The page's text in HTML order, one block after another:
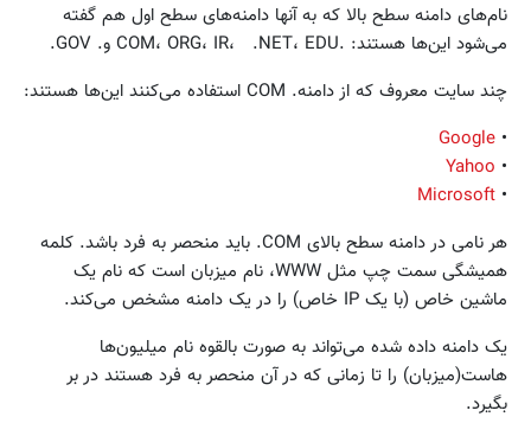
نام‌های دامنه سطح بالا که به آنها دامنه‌های سطح اول هم گفته
می‌شود این‌ها هستند: .COM، ORG، IR، .NET، EDU و. GOV.
چند سایت معروف که از دامنه. COM استفاده می‌کنند این‌ها هستند:
•
Google
•
Yahoo
•
Microsoft
هر نامی در دامنه سطح بالای COM. باید منحصر به فرد باشد. کلمه
همیشگی سمت چپ مثل WWW، نام میزبان است که نام یک
ماشین خاص (با یک IP خاص) را در یک دامنه مشخص می‌کند.
یک دامنه داده شده می‌تواند به صورت بالقوه نام میلیون‌ها
هاست(میزبان) را تا زمانی که در آن منحصر به فرد هستند در بر
بگیرد.